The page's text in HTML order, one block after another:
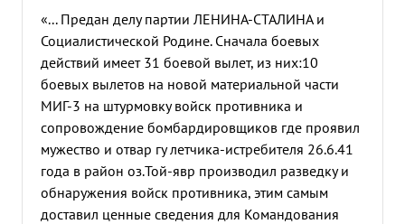
«... Предан делу партии ЛЕНИНА-СТАЛИНА и
Социалистической Родине. Сначала боевых
действий имеет 31 боевой вылет, из них:10
боевых вылетов на новой материальной части
МИГ-3 на штурмовку войск противника и
сопровождение бомбардировщиков где проявил
мужество и отвар гу летчика-истребителя 26.6.41
года в район оз.Той-явр производил разведку и
обнаружения войск противника, этим самым
доставил ценные сведения для Командования